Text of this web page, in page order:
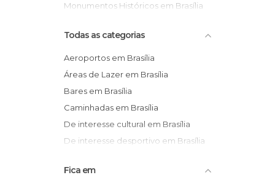
Monumentos Históricos em Brasília
Todas as categorias
Aeroportos em Brasília
Áreas de Lazer em Brasília
Bares em Brasília
Caminhadas em Brasília
De interesse cultural em Brasília
De interesse desportivo em Brasília
Fica em